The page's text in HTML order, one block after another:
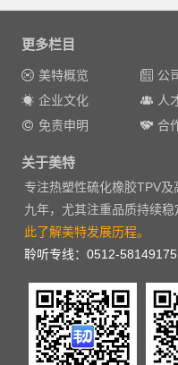
更多栏目
美特概览 公
企业文化
人
免责申明
合
关于美特
专注热塑性硫化橡胶TPV
九年，尤其注重品质持续
此了解美特发展历程。
聆听专线：0512-